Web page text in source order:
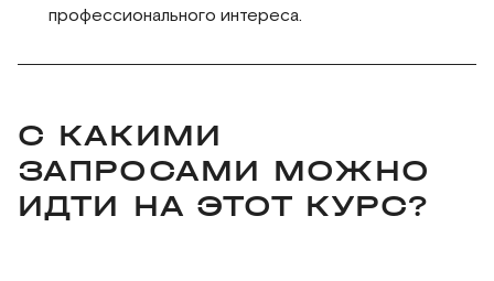
профессионального интереса.
С КАКИМИ
ЗАПРОСАМИ МОЖНО
ИДТИ НА ЭТОТ КУРС?